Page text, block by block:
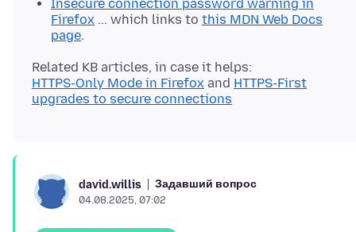
Insecure connection password warning in
Firefox ... which links to this MDN Web Docs
page.
HTTPS-Only Mode in Firefox and HTTPS-First
upgrades to secure connections
david.willis Задавший вопрос
04.08.2025, 07:02